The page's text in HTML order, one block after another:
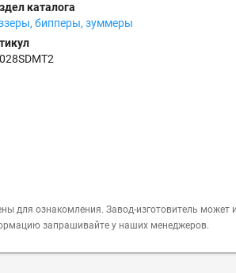
каталога
бипперы, зуммеры
для ознакомления. Завод-изготовитель может
запрашивайте у наших менеджеров.